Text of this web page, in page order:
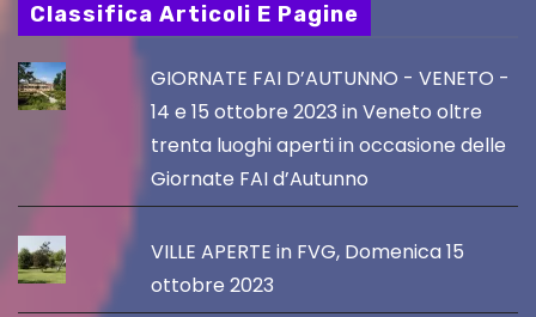
Classifica Articoli E Pagine
GIORNATE FAI D’AUTUNNO - VENETO -
14 e 15 ottobre 2023 in Veneto oltre
trenta luoghi aperti in occasione delle
Giornate FAI d’Autunno
VILLE APERTE in FVG, Domenica 15
ottobre 2023